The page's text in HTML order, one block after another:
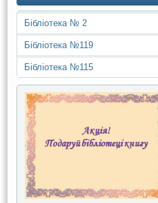
Бібліотека № 2
Бібліотека №119
Бібліотека №115